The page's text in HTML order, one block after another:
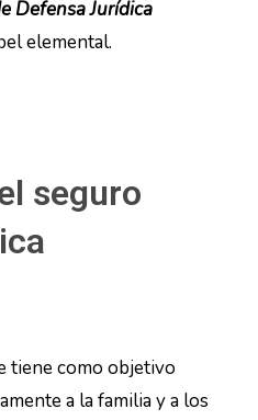
Defensa Jurídica
elemental.
seguro
tiene como objetivo
a la familia y a los